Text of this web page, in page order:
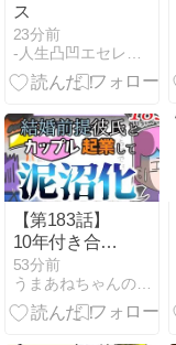
ス
23分前
-人生凸凹エセレブ漫画-
【第183話】
10年付き合っ
た結婚前提彼
氏とカップル
起業して泥沼
53分前
うまあねちゃんのまけまけ日記